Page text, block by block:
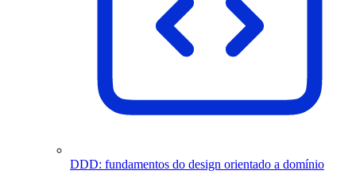
DDD: fundamentos do design orientado a domínio